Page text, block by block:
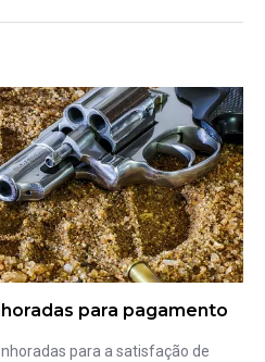
para pagamento
para a satisfação de